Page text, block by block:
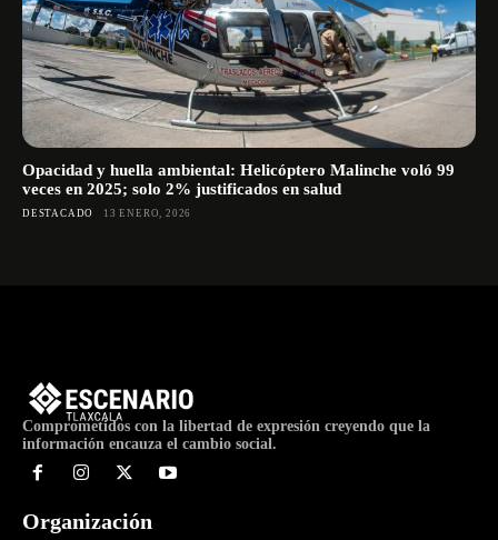
Opacidad y huella ambiental: Helicóptero Malinche voló 99
veces en 2025; solo 2% justificados en salud
DESTACADO 13 ENERO, 2026
Comprometidos con la libertad de expresión creyendo que la
información encauza el cambio social.
Organización